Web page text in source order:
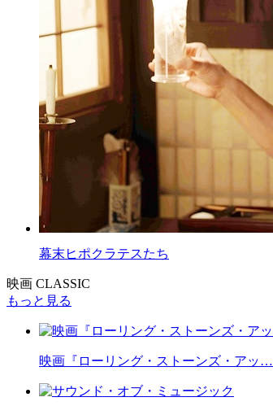
幕末ヒポクラテスたち
映画 CLASSIC
もっと見る
映画『ローリング・ストーンズ・アッ…